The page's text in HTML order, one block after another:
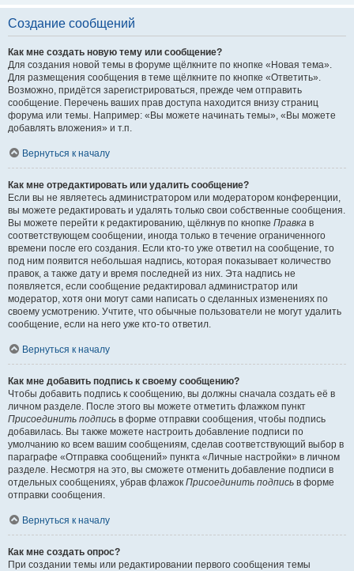
Создание сообщений
Как мне создать новую тему или сообщение?
Для создания новой темы в форуме щёлкните по кнопке «Новая тема».
Для размещения сообщения в теме щёлкните по кнопке «Ответить».
Возможно, придётся зарегистрироваться, прежде чем отправить
сообщение. Перечень ваших прав доступа находится внизу страниц
форума или темы. Например: «Вы можете начинать темы», «Вы можете
добавлять вложения» и т.п.
Вернуться к началу
Как мне отредактировать или удалить сообщение?
Если вы не являетесь администратором или модератором конференции,
вы можете редактировать и удалять только свои собственные сообщения.
Вы можете перейти к редактированию, щёлкнув по кнопке Правка в
соответствующем сообщении, иногда только в течение ограниченного
времени после его создания. Если кто-то уже ответил на сообщение, то
под ним появится небольшая надпись, которая показывает количество
правок, а также дату и время последней из них. Эта надпись не
появляется, если сообщение редактировал администратор или
модератор, хотя они могут сами написать о сделанных изменениях по
своему усмотрению. Учтите, что обычные пользователи не могут удалить
сообщение, если на него уже кто-то ответил.
Вернуться к началу
Как мне добавить подпись к своему сообщению?
Чтобы добавить подпись к сообщению, вы должны сначала создать её в
личном разделе. После этого вы можете отметить флажком пункт
Присоединить подпись в форме отправки сообщения, чтобы подпись
добавилась. Вы также можете настроить добавление подписи по
умолчанию ко всем вашим сообщениям, сделав соответствующий выбор в
параграфе «Отправка сообщений» пункта «Личные настройки» в личном
разделе. Несмотря на это, вы сможете отменить добавление подписи в
отдельных сообщениях, убрав флажок Присоединить подпись в форме
отправки сообщения.
Вернуться к началу
Как мне создать опрос?
При создании темы или редактировании первого сообщения темы